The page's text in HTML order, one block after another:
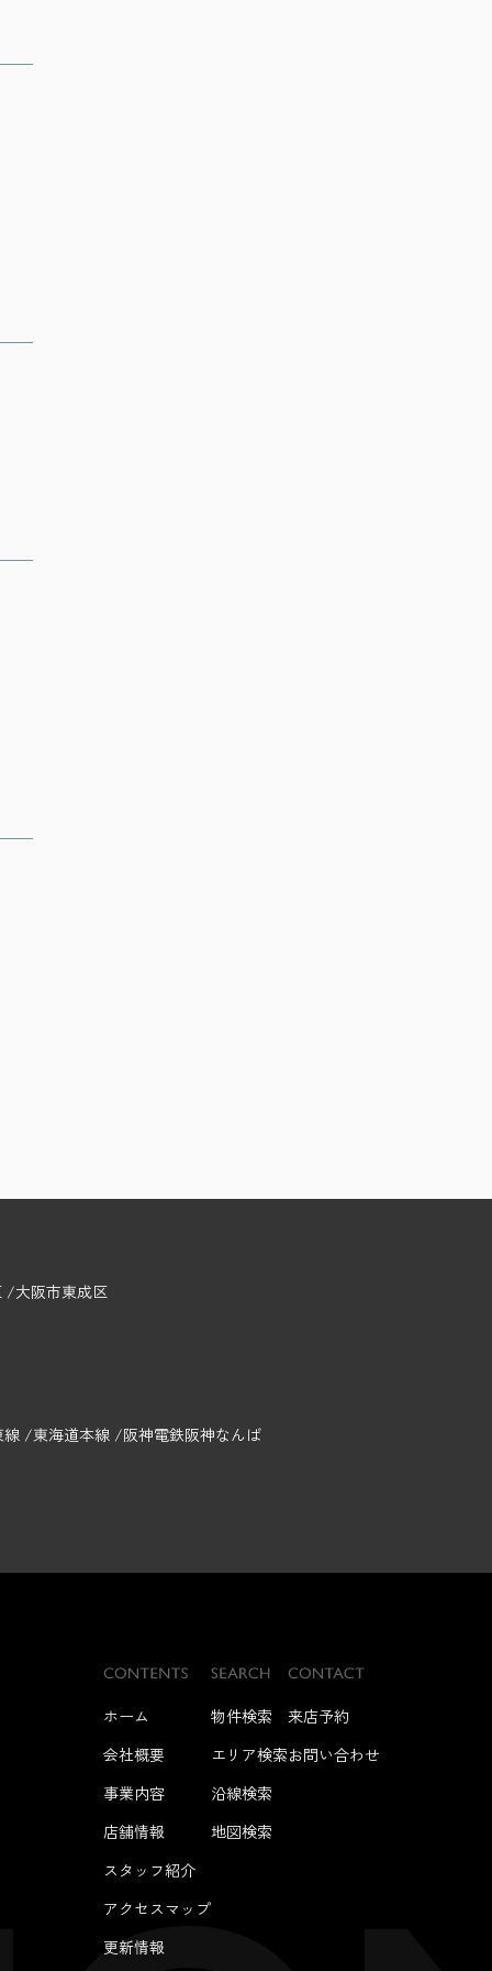
大阪市東成区
線 東海道本線 阪神電鉄阪神なんば
ホーム
会社概要
事業内容
店舗情報
スタッフ紹介
アクセスマップ
更新情報
物件検索
エリア検索
沿線検索
地図検索
来店予約
お問い合わせ